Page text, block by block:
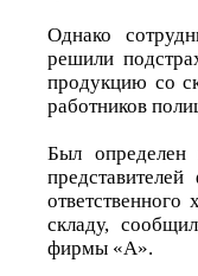
Однако
решили
продукцию со
работников
Был определен
складу,
фирмы «А».